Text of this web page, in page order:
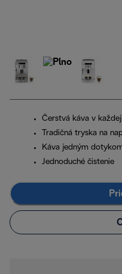
Čerstvá káva v
Tradičná tryska na
Káva jedným
Jednoduché čistenie